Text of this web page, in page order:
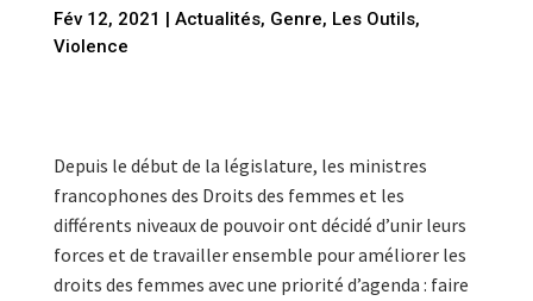
Fév 12, 2021 | Actualités, Genre, Les Outils,
Violence
Depuis le début de la législature, les ministres
francophones des Droits des femmes et les
différents niveaux de pouvoir ont décidé d’unir leurs
forces et de travailler ensemble pour améliorer les
droits des femmes avec une priorité d’agenda : faire